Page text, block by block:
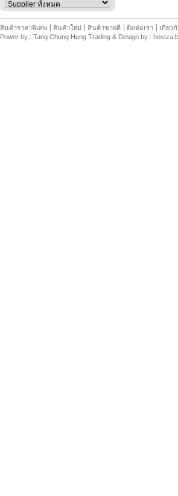
สินค้าราคาพิเศษ สินค้าใหม่ สินค้าขายดี ติดต่อเรา เกี่ยว
Power by : Tang Chung Heng Trading & Design by :